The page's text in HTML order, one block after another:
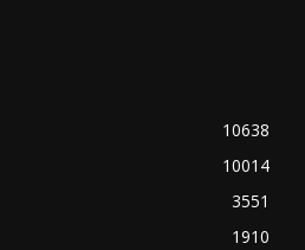
10638
10014
3551
1910